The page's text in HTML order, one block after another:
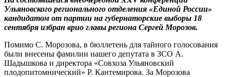
Ульяновского регионального отделения «Единой России»
кандидатом от партии на губернаторские выборы 18
сентября избран врио главы региона Сергей Морозов.
Помимо С. Морозова, в бюллетень для тайного голосования
были внесены фамилии нашего депутата в ЗСО А.
Шадышкова и директора «Совхоза Ульяновский
плодопитомнический» Р. Кантемирова. За Морозова